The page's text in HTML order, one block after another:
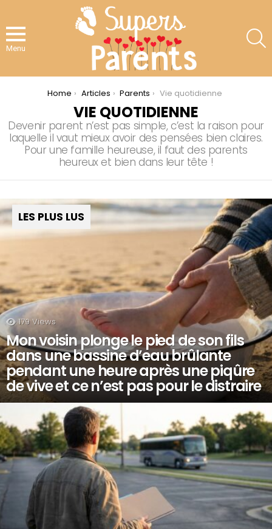
Menu
You are here:Home Articles Parents Vie quotidienne
VIE QUOTIDIENNE
Devenir parent n’est pas simple, c’est la raison pour
laquelle il vaut mieux avoir des pensées bien claires.
Pour une famille heureuse, il faut des parents
heureux et bien dans leur tête !
LES PLUS LUS
179 Views
Mon voisin plonge le pied de son fils
dans une bassine d’eau brûlante
pendant une heure après une piqûre
de vive et ce n’est pas pour le distraire